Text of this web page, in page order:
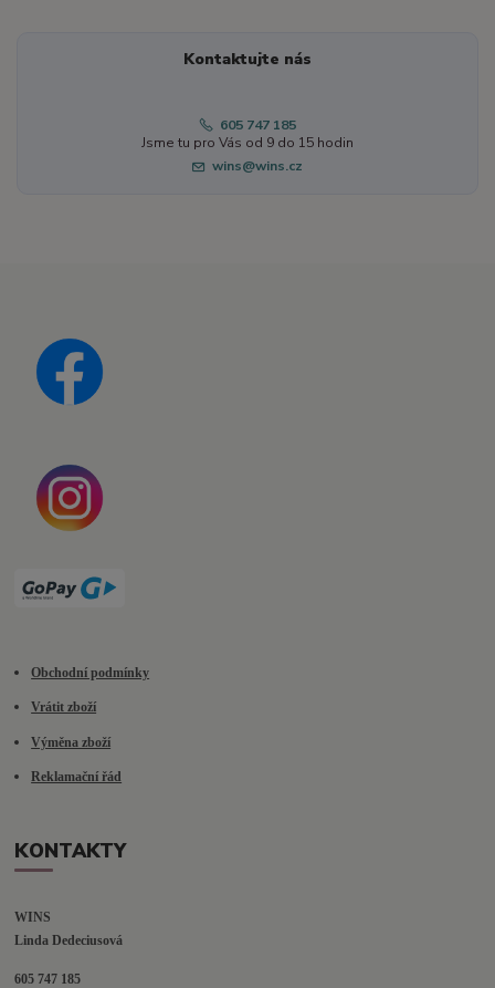
Kontaktujte nás
605 747 185
Jsme tu pro Vás od 9 do 15 hodin
wins@wins.cz
Obchodní podmínky
Vrátit zboží
Výměna zboží
Reklamační řád
KONTAKTY
WINS
Linda Dedeciusová
605 747 185